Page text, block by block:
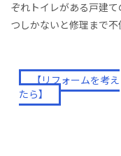
ぞれトイレがある戸建
つしかないと修理まで不
【リフォームを考え
たら】